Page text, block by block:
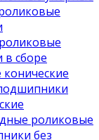
сборе
роликовые
без